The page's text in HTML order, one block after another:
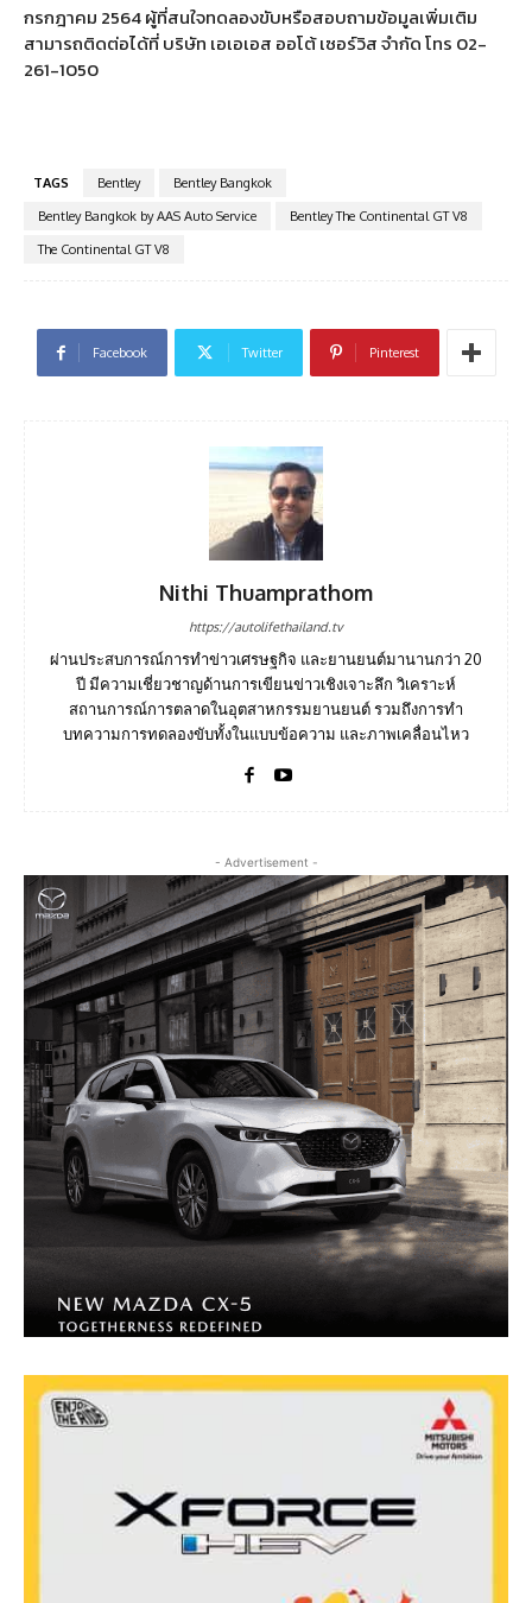
กรกฎาคม 2564 ผู้ที่สนใจทดลองขับหรือสอบถามข้อมูลเพิ่มเติม
สามารถติดต่อได้ที่ บริษัท เอเอเอส ออโต้ เซอร์วิส จำกัด โทร 02-
261-1050
TAGS Bentley
Bentley Bangkok
Bentley Bangkok by AAS Auto Service
Bentley The Continental GT V8
The Continental GT V8
Facebook Twitter Pinterest
Nithi Thuamprathom
https://autolifethailand.tv
ผ่านประสบการณ์การทำข่าวเศรษฐกิจ และยานยนต์มานานกว่า 20
ปี มีความเชี่ยวชาญด้านการเขียนข่าวเชิงเจาะลึก วิเคราะห์
สถานการณ์การตลาดในอุตสาหกรรมยานยนต์ รวมถึงการทำ
บทความการทดลองขับทั้งในแบบข้อความ และภาพเคลื่อนไหว
- Advertisement -